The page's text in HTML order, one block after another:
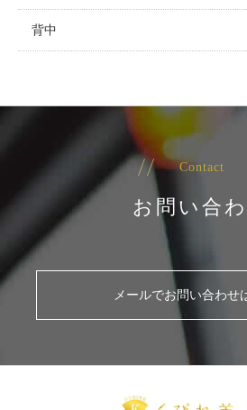
背中
Contact
お問い合
メールでお問い合わせ